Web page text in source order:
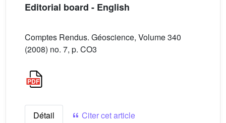
Editorial board - English
Comptes Rendus. Géoscience, Volume 340
(2008) no. 7, p. CO3
Détail
Citer cet article